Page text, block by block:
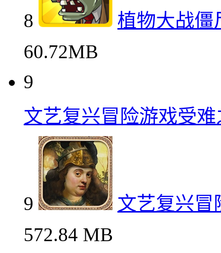
8
植物大战僵
60.72MB
9
文艺复兴冒险游戏受
9
文艺复兴冒
572.84 MB